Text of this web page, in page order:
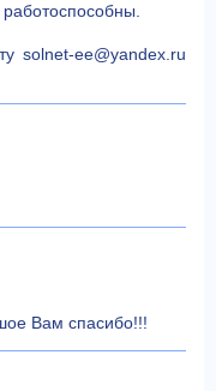
solnet-ee@yandex.ru
Вам спасибо!!!